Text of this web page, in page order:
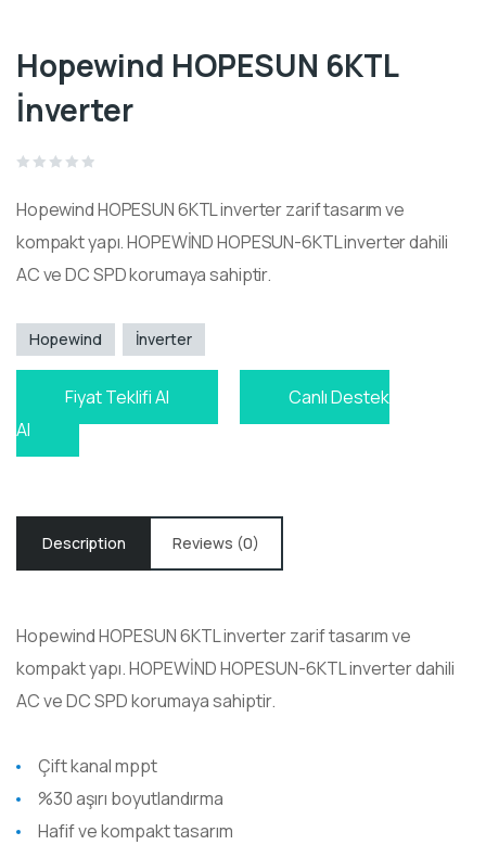
Hopewind HOPESUN 6KTL
İnverter
out
5
Hopewind HOPESUN 6KTL inverter zarif tasarım ve
kompakt yapı. HOPEWİND HOPESUN-6KTL inverter dahili
AC ve DC SPD korumaya sahiptir.
Hopewind İnverter
Fiyat Teklifi Al
Canlı Destek
Al
Description Reviews (0)
Hopewind HOPESUN 6KTL inverter zarif tasarım ve
kompakt yapı. HOPEWİND HOPESUN-6KTL inverter dahili
AC ve DC SPD korumaya sahiptir.
Çift kanal mppt
%30 aşırı boyutlandırma
Hafif ve kompakt tasarım